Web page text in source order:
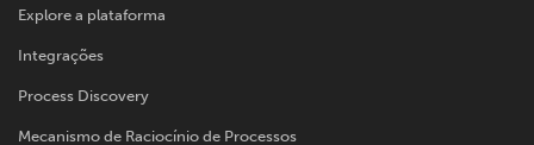
Explore a plataforma
Integrações
Process Discovery
Mecanismo de Raciocínio de Processos